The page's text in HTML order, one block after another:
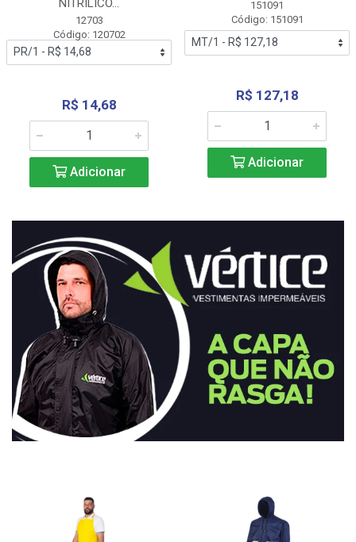
NITRÍLICO...
12703
Código: 120702
R$ 14,68
Adicionar
151091
Código: 151091
R$ 127,18
Adicionar